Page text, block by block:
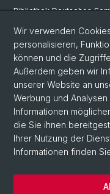
Bibliothek Deutsches
Neuere deutsche
Germanistische
Deutsche
© Universität Basel
Philosophisch-
Sprach- und
Home
Datenschutzerklärung
Wir verwenden
personalisieren,
können und die
Außerdem geben wir
unserer Website an
Werbung und
Informationen
die Sie ihnen
Ihrer Nutzung der
Informationen finden